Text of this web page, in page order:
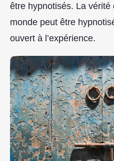
être hypnotisés. La
monde peut être
ouvert à l’expérience.